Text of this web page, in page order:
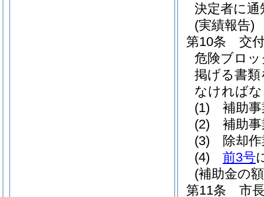
決定者に
(実績報告)
第10条
交
危険ブロッ
掲げる書
なければ
(1)
補助
(2)
補助
(3)
除却
(4)
前3号
(補助金の
第11条
市